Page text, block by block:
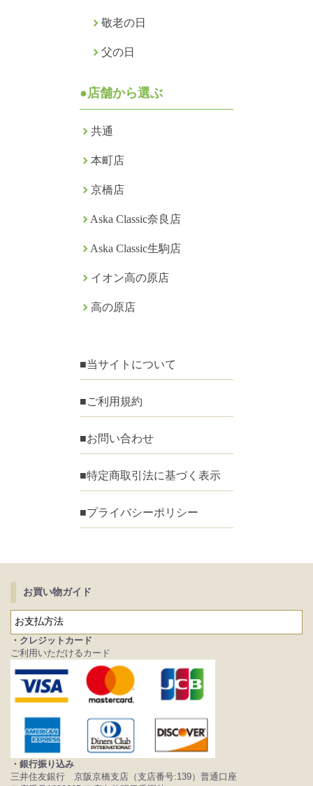
敬老の日
父の日
●店舗から選ぶ
共通
本町店
京橋店
Aska Classic奈良店
Aska Classic生駒店
イオン高の原店
高の原店
■当サイトについて
■ご利用規約
■お問い合わせ
■特定商取引法に基づく表示
■プライバシーポリシー
お買い物ガイド
お支払方法
・クレジットカード
ご利用いただけるカード
・銀行振り込み
三井住友銀行 京阪京橋支店（支店番号:139）普通口座